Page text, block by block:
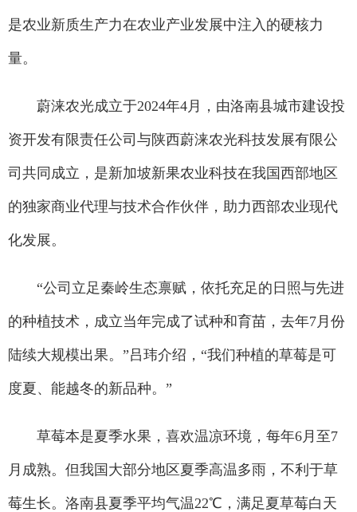
是农业新质生产力在农业产业发展中注入的硬核力
量。
蔚涞农光成立于2024年4月，由洛南县城市建设投
资开发有限责任公司与陕西蔚涞农光科技发展有限公
司共同成立，是新加坡新果农业科技在我国西部地区
的独家商业代理与技术合作伙伴，助力西部农业现代
化发展。
“公司立足秦岭生态禀赋，依托充足的日照与先进
的种植技术，成立当年完成了试种和育苗，去年7月份
陆续大规模出果。”吕玮介绍，“我们种植的草莓是可
度夏、能越冬的新品种。”
草莓本是夏季水果，喜欢温凉环境，每年6月至7
月成熟。但我国大部分地区夏季高温多雨，不利于草
莓生长。洛南县夏季平均气温22℃，满足夏草莓白天